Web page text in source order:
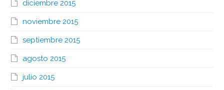
diciembre 2015
noviembre 2015
septiembre 2015
agosto 2015
julio 2015